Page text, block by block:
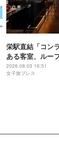
栄駅直結「コン
ある客室、ルー
贅沢気分の滞在を
2026.08.03 16:51
女子旅プレス